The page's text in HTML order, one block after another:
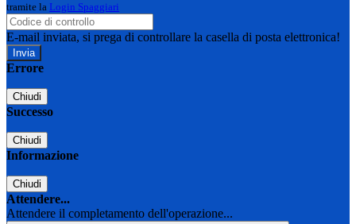
tramite la Login Spaggiari
E-mail inviata, si prega di controllare la casella di posta elettronica!
Errore
Chiudi
Successo
Chiudi
Informazione
Chiudi
Attendere...
Attendere il completamento dell'operazione...